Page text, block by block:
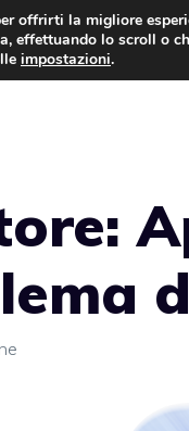
offrirti la migliore
effettuando lo scroll o
impostazioni.